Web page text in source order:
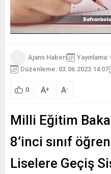
Ajans Haberi
Düzenleme: 03.06.2023 14:07
0 A+ A-
Milli Eğitim
8’inci sınıf
Liselere Geçiş